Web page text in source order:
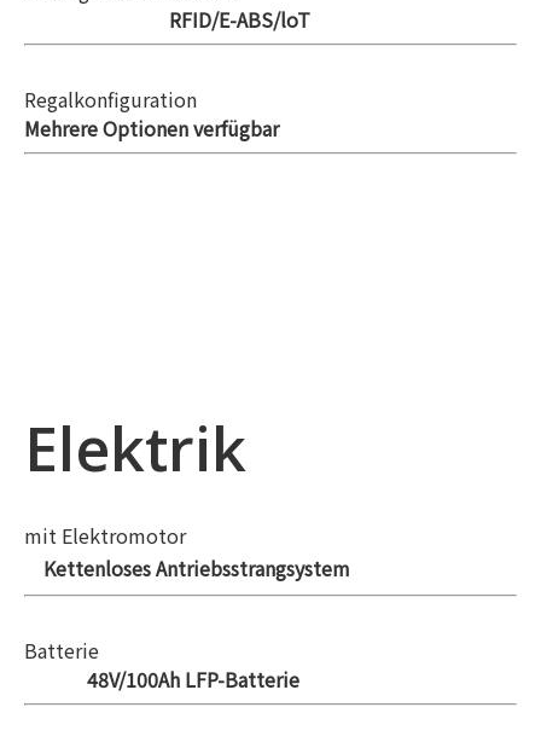
RFID/E-ABS/loT
Regalkonfiguration
Mehrere Optionen verfügbar
Elektrik
mit Elektromotor
Kettenloses Antriebsstrangsystem
Batterie
48V/100Ah LFP-Batterie